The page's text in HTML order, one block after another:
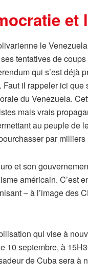
le
tentatives de
qui s’est
Faut il rappeler ici
du Venezuela.
mais vrais
au peuple de
par
et son
américain.
– à l’image
qui vise à
10 septembre, à
de Cuba sera